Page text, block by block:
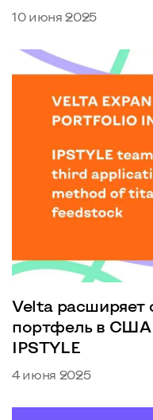
10 июня 2025
Velta расширяет
портфель в США
IPSTYLE
4 июня 2025